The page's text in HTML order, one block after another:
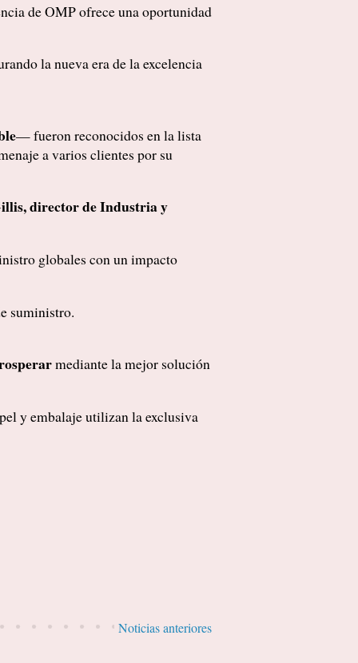
de OMP ofrece una oportunidad
la nueva era de la excelencia
— fueron reconocidos en la lista
a varios clientes por su
director de Industria y
globales con un impacto
suministro.
mediante la mejor solución
y embalaje utilizan la exclusiva
Noticias anteriores